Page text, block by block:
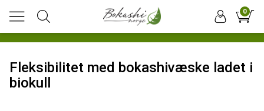
0
Fleksibilitet med bokashivæske ladet i
biokull